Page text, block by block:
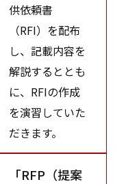
供依頼書
（RFI）を配布
し、記載内容を
解説するととも
に、RFIの作成
を演習していた
だきます。
「RFP（提案